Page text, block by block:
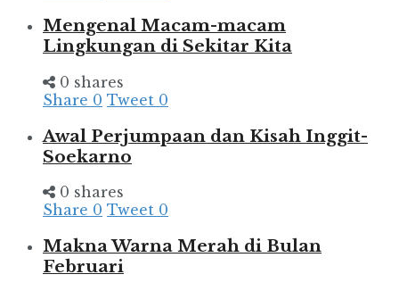
Mengenal Macam-macam
Lingkungan di Sekitar Kita
0 shares
Share 0 Tweet 0
Awal Perjumpaan dan Kisah Inggit-
Soekarno
0 shares
Share 0 Tweet 0
Makna Warna Merah di Bulan
Februari